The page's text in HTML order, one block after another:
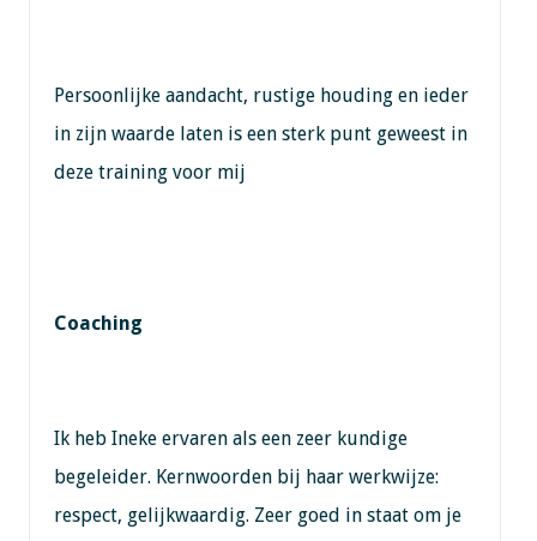
Persoonlijke aandacht, rustige houding en ieder
in zijn waarde laten is een sterk punt geweest in
deze training voor mij
Coaching
Ik heb Ineke ervaren als een zeer kundige
begeleider. Kernwoorden bij haar werkwijze:
respect, gelijkwaardig. Zeer goed in staat om je